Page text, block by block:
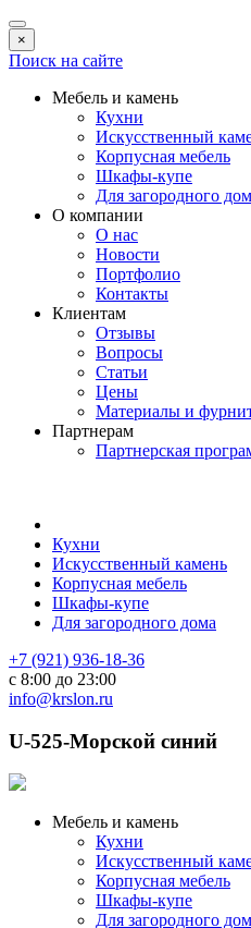
×
Поиск на сайте
Мебель и камень
Кухни
Искусственный
Корпусная мебель
Шкафы-купе
Для загородного
О компании
О нас
Новости
Портфолио
Контакты
Клиентам
Отзывы
Вопросы
Статьи
Цены
Материалы и
Партнерам
Партнерская
Кухни
Искусственный камень
Корпусная мебель
Шкафы-купе
Для загородного дома
+7 (921) 936-18-36
с 8:00 до 23:00
info@krslon.ru
U-525-Морской синий
Мебель и камень
Кухни
Искусственный
Корпусная мебель
Шкафы-купе
Для загородного